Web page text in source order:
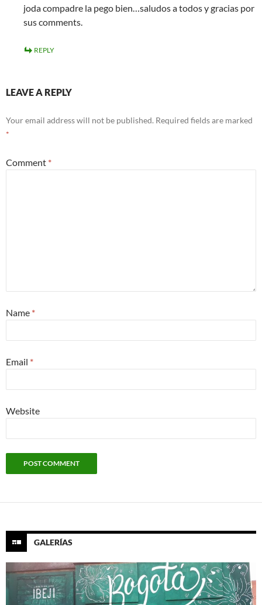
joda compadre la pego bien…saludos a todos y gracias por
sus comments.
REPLY
LEAVE A REPLY
Your email address will not be published. Required fields are marked
*
Comment *
Name *
Email *
Website
GALERÍAS